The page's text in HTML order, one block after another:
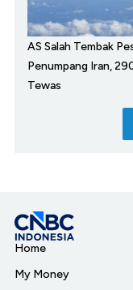
AS Salah Tembak
Penumpang Iran,
Tewas
Home
My Money